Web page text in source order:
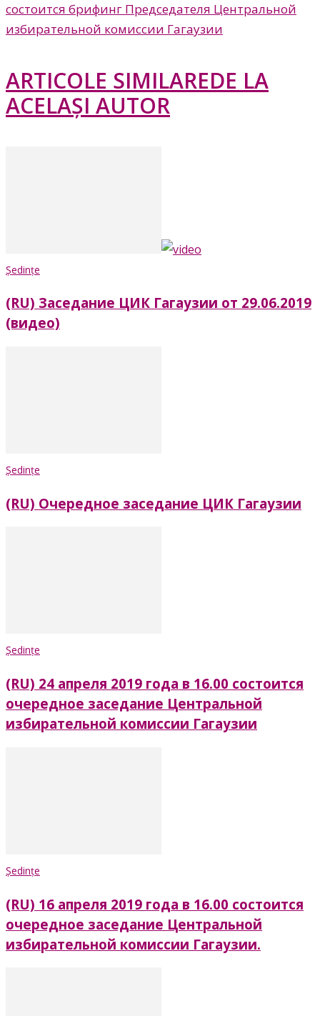
состоится брифинг Председателя Центральной
избирательной комиссии Гагаузии
ARTICOLE SIMILAREDE LA
ACELAȘI AUTOR
Ședințe
(RU) Заседание ЦИК Гагаузии от 29.06.2019
(видео)
Ședințe
(RU) Очередное заседание ЦИК Гагаузии
Ședințe
(RU) 24 апреля 2019 года в 16.00 состоится
очередное заседание Центральной
избирательной комиссии Гагаузии
Ședințe
(RU) 16 апреля 2019 года в 16.00 состоится
очередное заседание Центральной
избирательной комиссии Гагаузии.